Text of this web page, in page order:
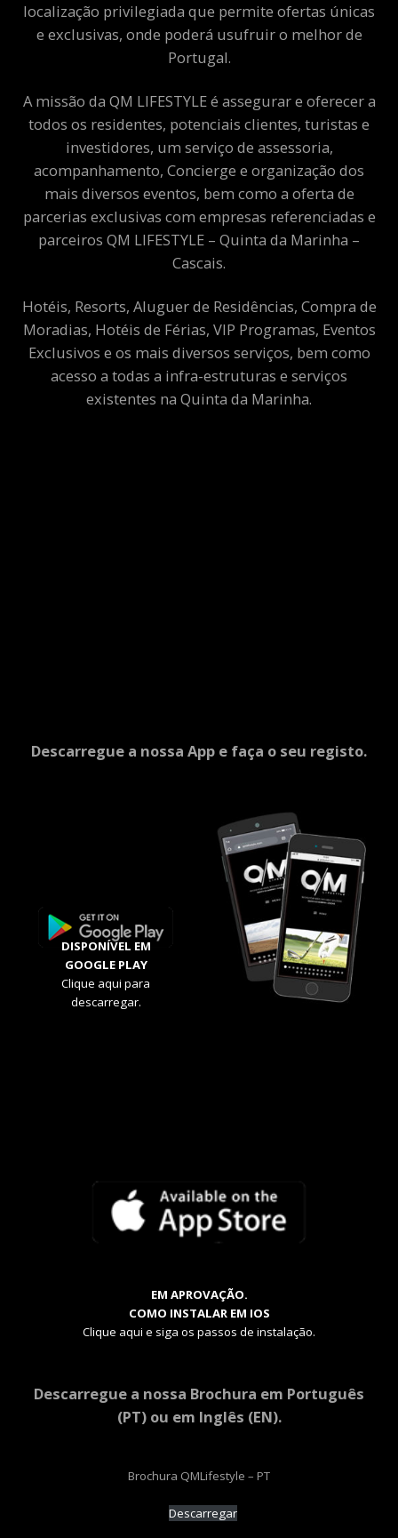
localização privilegiada que permite ofertas únicas
e exclusivas, onde poderá usufruir o melhor de
Portugal.
A missão da QM LIFESTYLE é assegurar e oferecer a
todos os residentes, potenciais clientes, turistas e
investidores, um serviço de assessoria,
acompanhamento, Concierge e organização dos
mais diversos eventos, bem como a oferta de
parcerias exclusivas com empresas referenciadas e
parceiros QM LIFESTYLE – Quinta da Marinha –
Cascais.
Hotéis, Resorts, Aluguer de Residências, Compra de
Moradias, Hotéis de Férias, VIP Programas, Eventos
Exclusivos e os mais diversos serviços, bem como
acesso a todas a infra-estruturas e serviços
existentes na Quinta da Marinha.
Descarregue a nossa App e faça o seu registo.
DISPONÍVEL EM
GOOGLE PLAY
Clique aqui para
descarregar.
EM APROVAÇÃO.
COMO INSTALAR EM IOS
Clique aqui e siga os passos de instalação.
Descarregue a nossa Brochura em Português
(PT) ou em Inglês (EN).
Brochura QMLifestyle – PT
Descarregar